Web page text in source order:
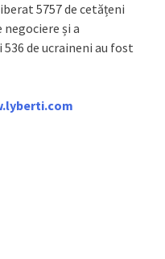
5757 de cetățeni
și a
de ucraineni au fost